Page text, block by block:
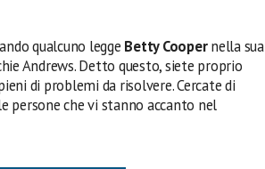
qualcuno legge Betty Coopernella sua
Andrews. Detto questo, siete proprio
di problemi da risolvere. Cercate di
che vi stanno accanto nel